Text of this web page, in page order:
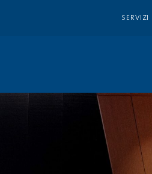
SERVIZI